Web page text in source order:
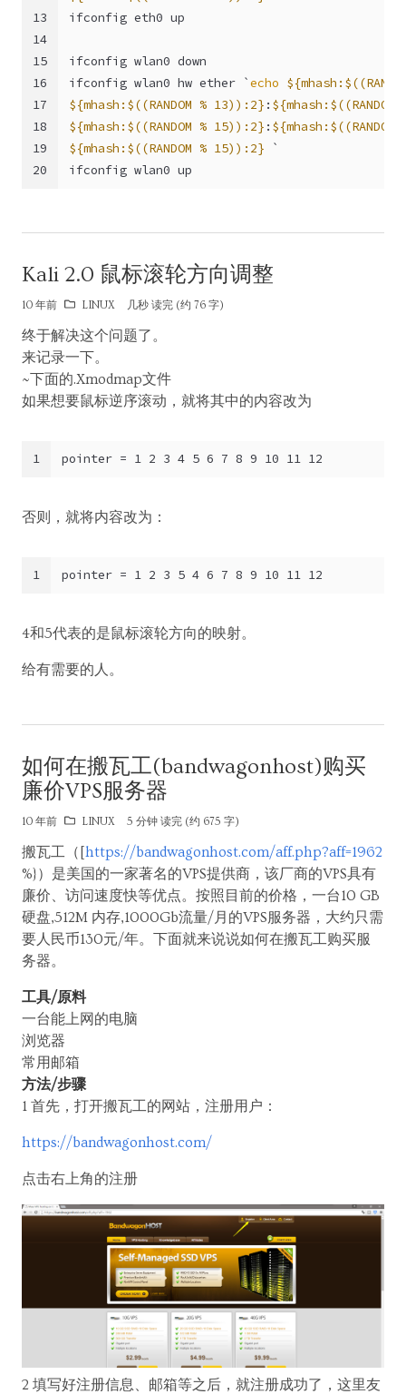
13
14
15
16
17
18
19
20
ifconfig eth0 up
ifconfig wlan0 down
ifconfig wlan0 hw ether `echo
${mhash:$((RANDOM % 13)):2} :
${mhash:$((RANDOM % 15)):2} :
${mhash:$((RANDOM % 15)):2} `
ifconfig wlan0 up
Kali 2.0 鼠标滚轮方向调整
10 年前 LINUX 几秒 读完 (约 76 字)
终于解决这个问题了。
来记录一下。
~下面的.Xmodmap文件
如果想要鼠标逆序滚动，就将其中的内容改为
1 pointer = 1 2 3 4 5 6 7 8 9 10 11 12
否则，就将内容改为：
1 pointer = 1 2 3 5 4 6 7 8 9 10 11 12
4和5代表的是鼠标滚轮方向的映射。
给有需要的人。
如何在搬瓦工(bandwagonhost)购买
廉价VPS服务器
10 年前 LINUX 5 分钟 读完 (约 675 字)
搬瓦工（[https://bandwagonhost.com/aff.php?aff=1962
%}）是美国的一家著名的VPS提供商，该厂商的VPS具有
廉价、访问速度快等优点。按照目前的价格，一台10 GB
硬盘,512M 内存,1000Gb流量/月的VPS服务器，大约只需
要人民币130元/年。下面就来说说如何在搬瓦工购买服
务器。
工具/原料
一台能上网的电脑
浏览器
常用邮箱
方法/步骤
1 首先，打开搬瓦工的网站，注册用户：
https://bandwagonhost.com/
点击右上角的注册
2 填写好注册信息、邮箱等之后，就注册成功了，这里友